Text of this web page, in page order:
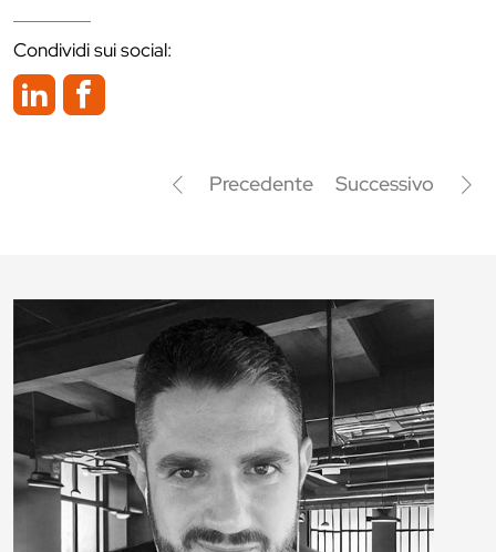
Condividi sui social:
Precedente Successivo